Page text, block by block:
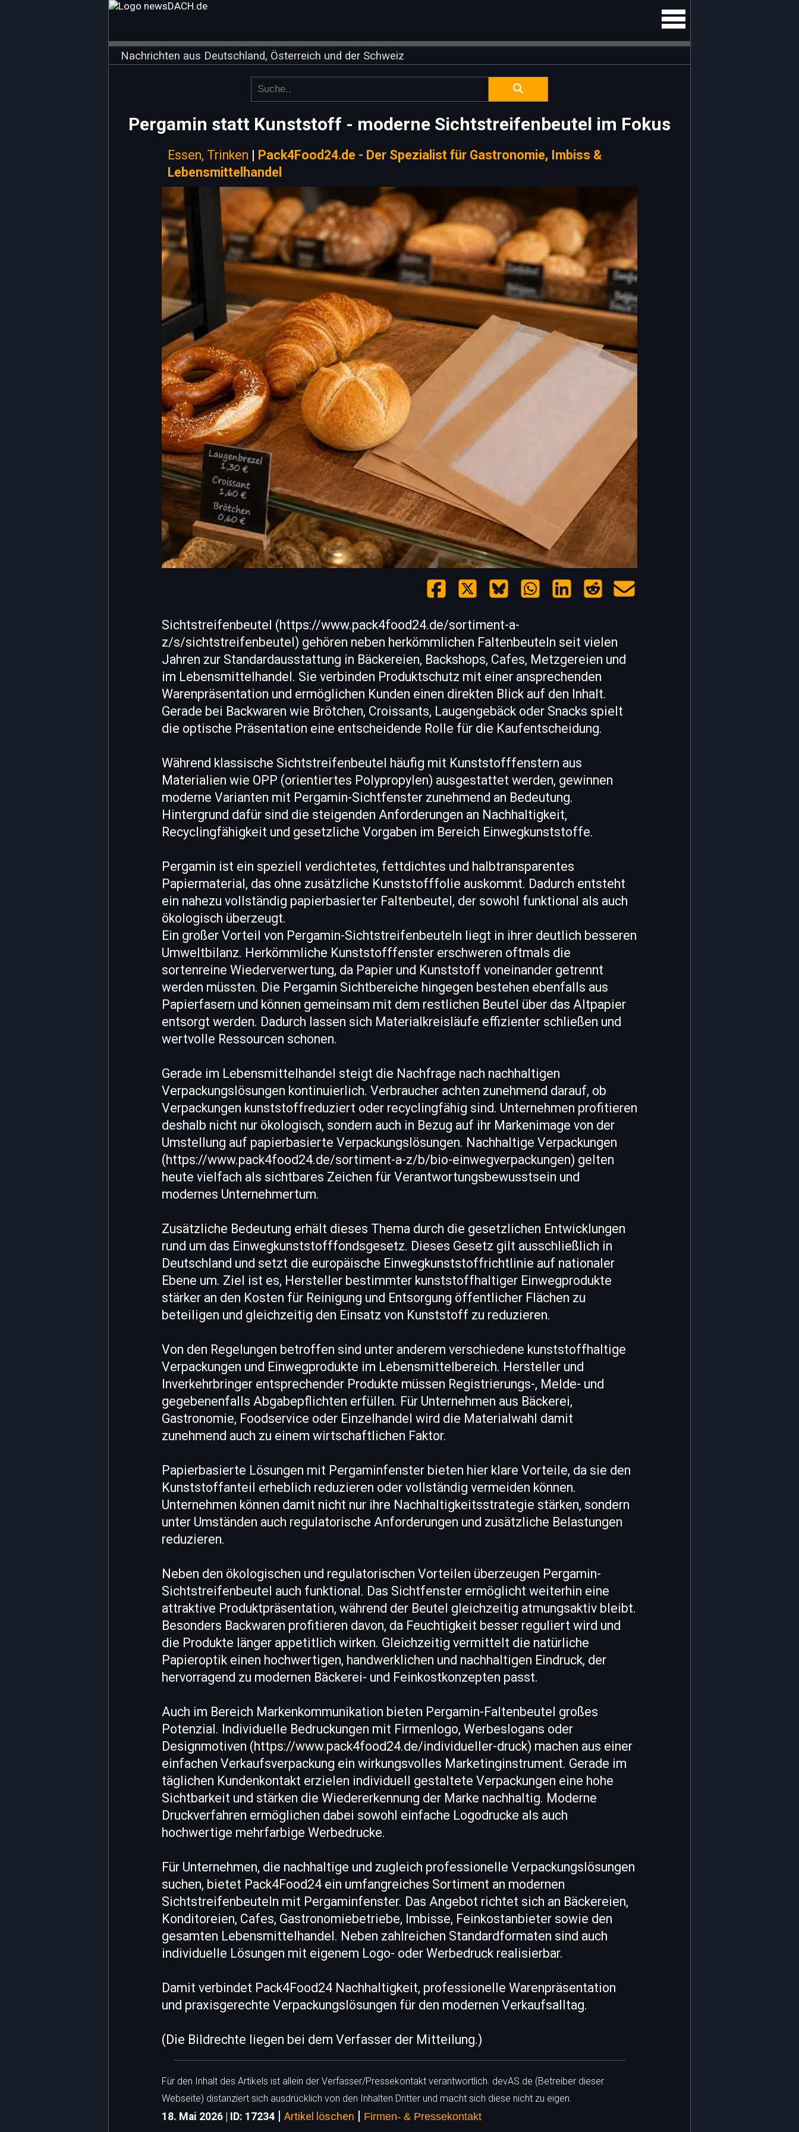
Nachrichten aus Deutschland, Österreich und der Schweiz
Pergamin statt Kunststoff - moderne Sichtstreifenbeutel im Fokus
Essen, Trinken | Pack4Food24.de - Der Spezialist für Gastronomie, Imbiss &
Lebensmittelhandel
Sichtstreifenbeutel (https://www.pack4food24.de/sortiment-a-
z/s/sichtstreifenbeutel) gehören neben herkömmlichen Faltenbeuteln seit vielen
Jahren zur Standardausstattung in Bäckereien, Backshops, Cafes, Metzgereien und
im Lebensmittelhandel. Sie verbinden Produktschutz mit einer ansprechenden
Warenpräsentation und ermöglichen Kunden einen direkten Blick auf den Inhalt.
Gerade bei Backwaren wie Brötchen, Croissants, Laugengebäck oder Snacks spielt
die optische Präsentation eine entscheidende Rolle für die Kaufentscheidung.
Während klassische Sichtstreifenbeutel häufig mit Kunststofffenstern aus
Materialien wie OPP (orientiertes Polypropylen) ausgestattet werden, gewinnen
moderne Varianten mit Pergamin-Sichtfenster zunehmend an Bedeutung.
Hintergrund dafür sind die steigenden Anforderungen an Nachhaltigkeit,
Recyclingfähigkeit und gesetzliche Vorgaben im Bereich Einwegkunststoffe.
Pergamin ist ein speziell verdichtetes, fettdichtes und halbtransparentes
Papiermaterial, das ohne zusätzliche Kunststofffolie auskommt. Dadurch entsteht
ein nahezu vollständig papierbasierter Faltenbeutel, der sowohl funktional als auch
ökologisch überzeugt.
Ein großer Vorteil von Pergamin-Sichtstreifenbeuteln liegt in ihrer deutlich besseren
Umweltbilanz. Herkömmliche Kunststofffenster erschweren oftmals die
sortenreine Wiederverwertung, da Papier und Kunststoff voneinander getrennt
werden müssten. Die Pergamin Sichtbereiche hingegen bestehen ebenfalls aus
Papierfasern und können gemeinsam mit dem restlichen Beutel über das Altpapier
entsorgt werden. Dadurch lassen sich Materialkreisläufe effizienter schließen und
wertvolle Ressourcen schonen.
Gerade im Lebensmittelhandel steigt die Nachfrage nach nachhaltigen
Verpackungslösungen kontinuierlich. Verbraucher achten zunehmend darauf, ob
Verpackungen kunststoffreduziert oder recyclingfähig sind. Unternehmen profitieren
deshalb nicht nur ökologisch, sondern auch in Bezug auf ihr Markenimage von der
Umstellung auf papierbasierte Verpackungslösungen. Nachhaltige Verpackungen
(https://www.pack4food24.de/sortiment-a-z/b/bio-einwegverpackungen) gelten
heute vielfach als sichtbares Zeichen für Verantwortungsbewusstsein und
modernes Unternehmertum.
Zusätzliche Bedeutung erhält dieses Thema durch die gesetzlichen Entwicklungen
rund um das Einwegkunststofffondsgesetz. Dieses Gesetz gilt ausschließlich in
Deutschland und setzt die europäische Einwegkunststoffrichtlinie auf nationaler
Ebene um. Ziel ist es, Hersteller bestimmter kunststoffhaltiger Einwegprodukte
stärker an den Kosten für Reinigung und Entsorgung öffentlicher Flächen zu
beteiligen und gleichzeitig den Einsatz von Kunststoff zu reduzieren.
Von den Regelungen betroffen sind unter anderem verschiedene kunststoffhaltige
Verpackungen und Einwegprodukte im Lebensmittelbereich. Hersteller und
Inverkehrbringer entsprechender Produkte müssen Registrierungs-, Melde- und
gegebenenfalls Abgabepflichten erfüllen. Für Unternehmen aus Bäckerei,
Gastronomie, Foodservice oder Einzelhandel wird die Materialwahl damit
zunehmend auch zu einem wirtschaftlichen Faktor.
Papierbasierte Lösungen mit Pergaminfenster bieten hier klare Vorteile, da sie den
Kunststoffanteil erheblich reduzieren oder vollständig vermeiden können.
Unternehmen können damit nicht nur ihre Nachhaltigkeitsstrategie stärken, sondern
unter Umständen auch regulatorische Anforderungen und zusätzliche Belastungen
reduzieren.
Neben den ökologischen und regulatorischen Vorteilen überzeugen Pergamin-
Sichtstreifenbeutel auch funktional. Das Sichtfenster ermöglicht weiterhin eine
attraktive Produktpräsentation, während der Beutel gleichzeitig atmungsaktiv bleibt.
Besonders Backwaren profitieren davon, da Feuchtigkeit besser reguliert wird und
die Produkte länger appetitlich wirken. Gleichzeitig vermittelt die natürliche
Papieroptik einen hochwertigen, handwerklichen und nachhaltigen Eindruck, der
hervorragend zu modernen Bäckerei- und Feinkostkonzepten passt.
Auch im Bereich Markenkommunikation bieten Pergamin-Faltenbeutel großes
Potenzial. Individuelle Bedruckungen mit Firmenlogo, Werbeslogans oder
Designmotiven (https://www.pack4food24.de/individueller-druck) machen aus einer
einfachen Verkaufsverpackung ein wirkungsvolles Marketinginstrument. Gerade im
täglichen Kundenkontakt erzielen individuell gestaltete Verpackungen eine hohe
Sichtbarkeit und stärken die Wiedererkennung der Marke nachhaltig. Moderne
Druckverfahren ermöglichen dabei sowohl einfache Logodrucke als auch
hochwertige mehrfarbige Werbedrucke.
Für Unternehmen, die nachhaltige und zugleich professionelle Verpackungslösungen
suchen, bietet Pack4Food24 ein umfangreiches Sortiment an modernen
Sichtstreifenbeuteln mit Pergaminfenster. Das Angebot richtet sich an Bäckereien,
Konditoreien, Cafes, Gastronomiebetriebe, Imbisse, Feinkostanbieter sowie den
gesamten Lebensmittelhandel. Neben zahlreichen Standardformaten sind auch
individuelle Lösungen mit eigenem Logo- oder Werbedruck realisierbar.
Damit verbindet Pack4Food24 Nachhaltigkeit, professionelle Warenpräsentation
und praxisgerechte Verpackungslösungen für den modernen Verkaufsalltag.
(Die Bildrechte liegen bei dem Verfasser der Mitteilung.)
Für den Inhalt des Artikels ist allein der Verfasser/Pressekontakt verantwortlich. devAS.de (Betreiber dieser
Webseite) distanziert sich ausdrücklich von den Inhalten Dritter und macht sich diese nicht zu eigen.
18. Mai 2026 | ID: 17234 | Artikel löschen | Firmen- & Pressekontakt